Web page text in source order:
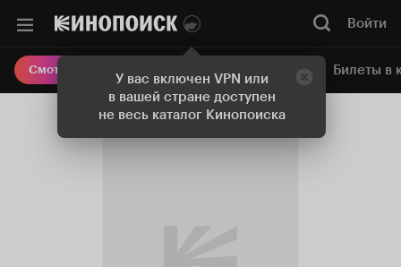
У вас включен VPN или
в вашей стране доступен
не весь каталог Кинопоиска
Войти
Смотреть кино Онлайн-кинотеатр Билеты в